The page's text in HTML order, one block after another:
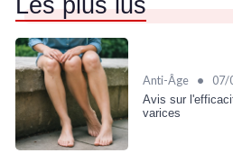
Anti-Âge • 07/
Avis sur
varices